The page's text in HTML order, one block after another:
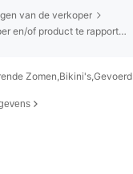
van de verkoper
klik hier om deze verkoper en/of product te rapporteren.
Zomen,Bikini's,Gevoerd